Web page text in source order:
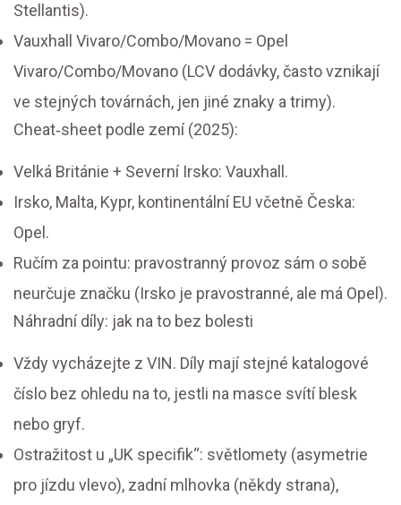
Stellantis).
Vauxhall Vivaro/Combo/Movano = Opel
Vivaro/Combo/Movano (LCV dodávky, často vznikají
ve stejných továrnách, jen jiné znaky a trimy).
Cheat‑sheet podle zemí (2025):
Velká Británie + Severní Irsko: Vauxhall.
Irsko, Malta, Kypr, kontinentální EU včetně Česka:
Opel.
Ručím za pointu: pravostranný provoz sám o sobě
neurčuje značku (Irsko je pravostranné, ale má Opel).
Náhradní díly: jak na to bez bolesti
Vždy vycházejte z VIN. Díly mají stejné katalogové
číslo bez ohledu na to, jestli na masce svítí blesk
nebo gryf.
Ostražitost u „UK specifik“: světlomety (asymetrie
pro jízdu vlevo), zadní mlhovka (někdy strana),